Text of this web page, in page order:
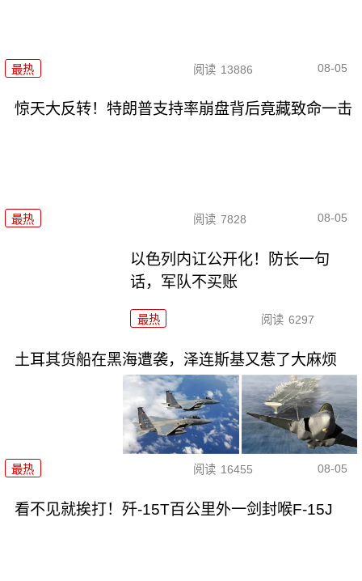
最热 阅读 13886 08-05
惊天大反转！特朗普支持率崩盘背后竟藏致命一击
最热 阅读 7828 08-05
以色列内讧公开化！防长一句
话，军队不买账
最热 阅读 6297
土耳其货船在黑海遭袭，泽连斯基又惹了大麻烦
最热 阅读 16455 08-05
看不见就挨打！歼-15T百公里外一剑封喉F-15J